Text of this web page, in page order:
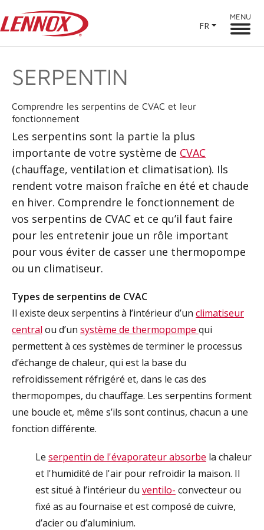
FR
MENU
SERPENTIN
Comprendre les serpentins de CVAC et leur
fonctionnement
Les serpentins sont la partie la plus
importante de votre système de CVAC
(chauffage, ventilation et climatisation). Ils
rendent votre maison fraîche en été et chaude
en hiver. Comprendre le fonctionnement de
vos serpentins de CVAC et ce qu’il faut faire
pour les entretenir joue un rôle important
pour vous éviter de casser une thermopompe
ou un climatiseur.
Types de serpentins de CVAC
Il existe deux serpentins à l’intérieur d’un climatiseur
central ou d’un système de thermopompe qui
permettent à ces systèmes de terminer le processus
d’échange de chaleur, qui est la base du
refroidissement réfrigéré et, dans le cas des
thermopompes, du chauffage. Les serpentins forment
une boucle et, même s’ils sont continus, chacun a une
fonction différente.
Le serpentin de l'évaporateur absorbe la chaleur
et l'humidité de l'air pour refroidir la maison. Il
est situé à l’intérieur du ventilo- convecteur ou
fixé as au fournaise et est composé de cuivre,
d’acier ou d’aluminium.